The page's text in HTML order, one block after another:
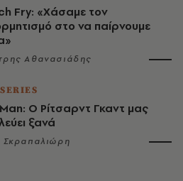
Fry: «Χάσαμε τον
στο να παίρνουμε
Αθανασιάδης
Ο Ρίτσαρντ Γκαντ μας
ξανά
Σκραπαλιώρη